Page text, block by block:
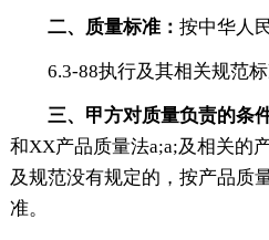
二、质量标准： 按中华人
6.3-88执行及其相关规范标
三、甲方对质量负责的条
和XX产品质量法a;a;及相关的
及规范没有规定的，按产品质
准。